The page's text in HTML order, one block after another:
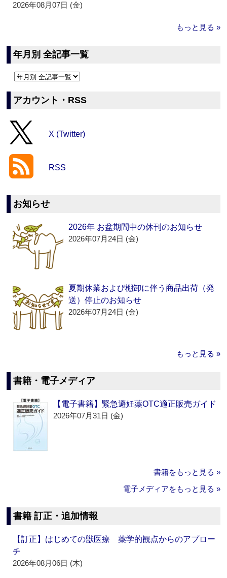
2026年08月07日 (金)
もっと見る »
年月別 全記事一覧
アカウント・RSS
X (Twitter)
RSS
お知らせ
2026年 お盆期間中の休刊のお知らせ
2026年07月24日 (金)
夏期休業および棚卸に伴う商品出荷（発
送）停止のお知らせ
2026年07月24日 (金)
もっと見る »
書籍・電子メディア
【電子書籍】緊急避妊薬OTC適正販売ガイド
2026年07月31日 (金)
書籍をもっと見る »
電子メディアをもっと見る »
書籍 訂正・追加情報
【訂正】はじめての獣医療 薬学的観点からのアプロー
チ
2026年08月06日 (木)